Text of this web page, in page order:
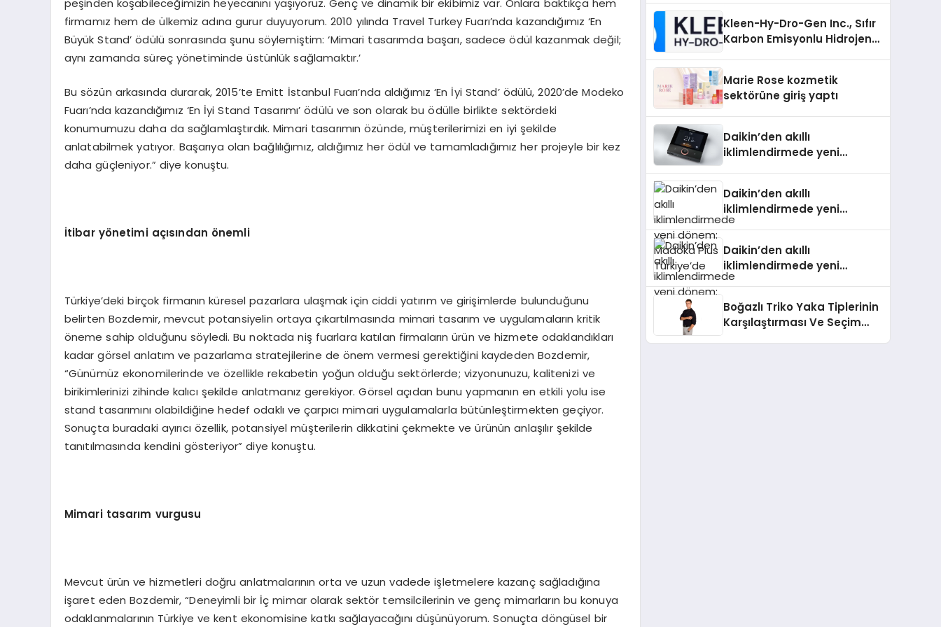
peşinden koşabileceğimizin heyecanını yaşıyoruz. Genç ve dinamik bir ekibimiz var. Onlara baktıkça hem
firmamız hem de ülkemiz adına gurur duyuyorum. 2010 yılında Travel Turkey Fuarı’nda kazandığımız ‘En
Büyük Stand’ ödülü sonrasında şunu söylemiştim: ‘Mimari tasarımda başarı, sadece ödül kazanmak değil;
aynı zamanda süreç yönetiminde üstünlük sağlamaktır.’
Bu sözün arkasında durarak, 2015’te Emitt İstanbul Fuarı’nda aldığımız ‘En İyi Stand’ ödülü, 2020’de Modeko
Fuarı’nda kazandığımız ‘En İyi Stand Tasarımı’ ödülü ve son olarak bu ödülle birlikte sektördeki
konumumuzu daha da sağlamlaştırdık. Mimari tasarımın özünde, müşterilerimizi en iyi şekilde
anlatabilmek yatıyor. Başarıya olan bağlılığımız, aldığımız her ödül ve tamamladığımız her projeyle bir kez
daha güçleniyor.” diye konuştu.
İtibar yönetimi açısından önemli
Türkiye’deki birçok firmanın küresel pazarlara ulaşmak için ciddi yatırım ve girişimlerde bulunduğunu
belirten Bozdemir, mevcut potansiyelin ortaya çıkartılmasında mimari tasarım ve uygulamaların kritik
öneme sahip olduğunu söyledi. Bu noktada niş fuarlara katılan firmaların ürün ve hizmete odaklandıkları
kadar görsel anlatım ve pazarlama stratejilerine de önem vermesi gerektiğini kaydeden Bozdemir,
“Günümüz ekonomilerinde ve özellikle rekabetin yoğun olduğu sektörlerde; vizyonunuzu, kalitenizi ve
birikimlerinizi zihinde kalıcı şekilde anlatmanız gerekiyor. Görsel açıdan bunu yapmanın en etkili yolu ise
stand tasarımını olabildiğine hedef odaklı ve çarpıcı mimari uygulamalarla bütünleştirmekten geçiyor.
Sonuçta buradaki ayırıcı özellik, potansiyel müşterilerin dikkatini çekmekte ve ürünün anlaşılır şekilde
tanıtılmasında kendini gösteriyor” diye konuştu.
Mimari tasarım vurgusu
Mevcut ürün ve hizmetleri doğru anlatmalarının orta ve uzun vadede işletmelere kazanç sağladığına
işaret eden Bozdemir, “Deneyimli bir İç mimar olarak sektör temsilcilerinin ve genç mimarların bu konuya
odaklanmalarının Türkiye ve kent ekonomisine katkı sağlayacağını düşünüyorum. Sonuçta döngüsel bir
Kleen-Hy-Dro-Gen Inc., Sıfır
Karbon Emisyonlu Hidrojen
Aldı
Marie Rose kozmetik
sektörüne giriş yaptı
Daikin’den akıllı
iklimlendirmede yeni
Daikin’den akıllı
iklimlendirmede yeni
dönem: Madoka Plus
Daikin’den akıllı
iklimlendirmede yeni
dönem: Madoka Plus
Boğazlı Triko Yaka Tiplerinin
Karşılaştırması Ve Seçim